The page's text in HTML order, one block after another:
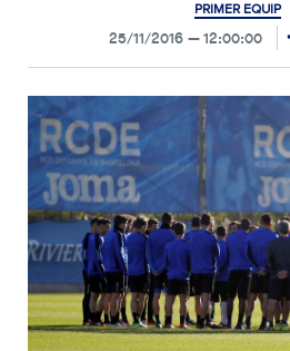
PRIMER EQUIP
25/11/2016 12:00:00